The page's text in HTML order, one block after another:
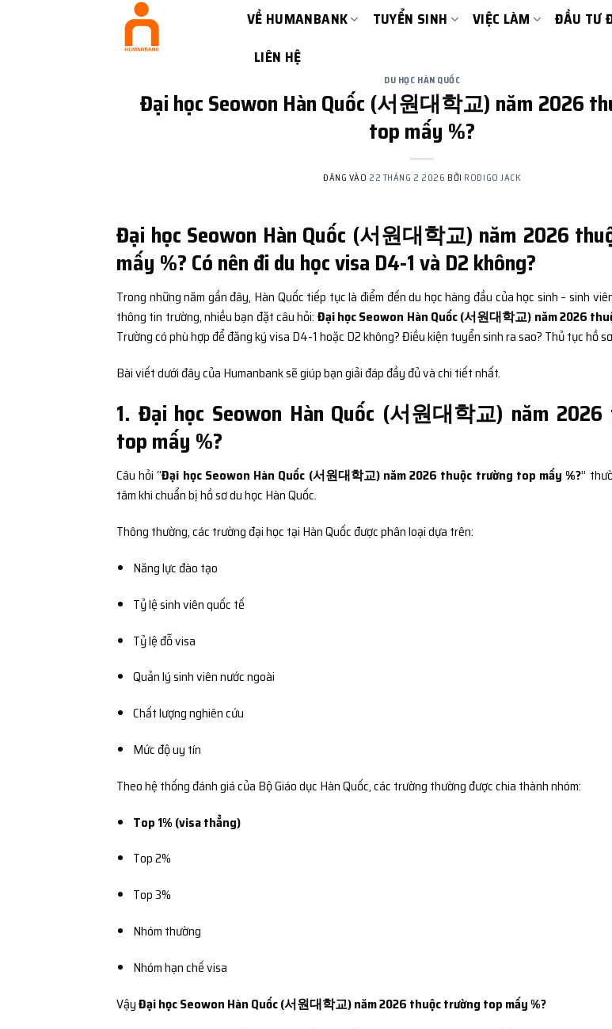
VỀ HUMANBANK TUYỂN SINH VIỆC LÀM ĐẦU TƯ
LIÊN HỆ
DU HỌC HÀN QUỐC
Đại học Seowon Hàn Quốc (서원대학교) năm 2026
top mấy %?
ĐĂNG VÀO 22 THÁNG 2 2026 BỞI RODIGO JACK
Đại học Seowon Hàn Quốc (서원대학교) năm 2026
mấy %? Có nên đi du học visa D4-1 và D2 không?
Trong những năm gần đây, Hàn Quốc tiếp tục là điểm đến du học hàng đầu của học sinh – sinh
thông tin trường, nhiều bạn đặt câu hỏi: Đại học Seowon Hàn Quốc (서원대학교) năm 2026
Trường có phù hợp để đăng ký visa D4-1 hoặc D2 không? Điều kiện tuyển sinh ra sao? Thủ tục hồ
Bài viết dưới đây của Humanbank sẽ giúp bạn giải đáp đầy đủ và chi tiết nhất.
1. Đại học Seowon Hàn Quốc (서원대학교) năm
top mấy %?
Câu hỏi “Đại học Seowon Hàn Quốc (서원대학교) năm 2026 thuộc trường top mấy %?”
tâm khi chuẩn bị hồ sơ du học Hàn Quốc.
Thông thường, các trường đại học tại Hàn Quốc được phân loại dựa trên:
Năng lực đào tạo
Tỷ lệ sinh viên quốc tế
Tỷ lệ đỗ visa
Quản lý sinh viên nước ngoài
Chất lượng nghiên cứu
Mức độ uy tín
Theo hệ thống đánh giá của Bộ Giáo dục Hàn Quốc, các trường thường được chia thành nhóm:
Top 1% (visa thẳng)
Top 2%
Top 3%
Nhóm thường
Nhóm hạn chế visa
VậyĐại học Seowon Hàn Quốc (서원대학교) năm 2026 thuộc trường top mấy %?